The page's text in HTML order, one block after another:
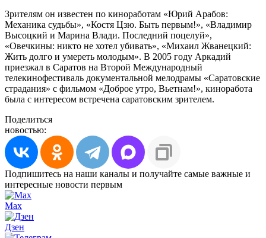
Зрителям он известен по киноработам «Юрий Арабов:
Механика судьбы», «Костя Цзю. Быть первым!», «Владимир
Высоцкий и Марина Влади. Последний поцелуй»,
«Овечкины: никто не хотел убивать», «Михаил Жванецкий:
Жить долго и умереть молодым». В 2005 году Аркадий
приезжал в Саратов на Второй Международный
телекинофестиваль документальной мелодрамы «Саратовские
страдания» с фильмом «Доброе утро, Вьетнам!», киноработа
была с интересом встречена саратовским зрителем.
Поделиться
новостью:
Подпишитесь на наши каналы и получайте самые важные и
интересные новости первым
Max
Дзен